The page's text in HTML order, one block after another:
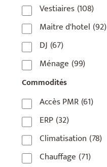
75018 (7)
75019 (4)
75020
92110(1)
92800(1)
93(1)
93 420(1)
93100(1)
93200(1)
Vestiaires(108)
Maitre d'hotel (92)
DJ (67)
Ménage (99)
Commodités
Accès PMR(61)
ERP(32)
Climatisation (78)
Chauffage (71)